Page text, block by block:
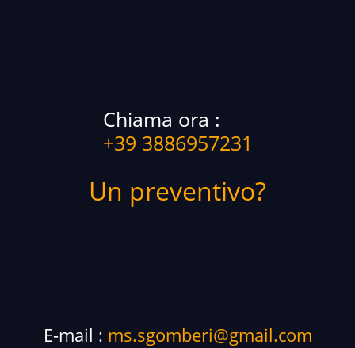
Chiama ora :
+39 3886957231
Un preventivo?
E-mail : ms.sgomberi@gmail.com